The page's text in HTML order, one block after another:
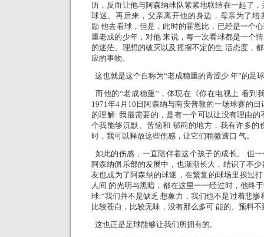
历，反而让他与阿森纳球队紧紧地联结在一起了
球迷。再后来，父亲离开他的身边，母亲为了培
励 他去看球，但是，此时的霍恩比，已经是一个
重老成的少年，对他 来说，每一次看球都是一个
的迷茫、理想的破灭以及摇摆不定的生 活态度，
应的事物。
这也就是这个自称为“老成稳重的青涩少 年”的足
而他的“老成稳重”，体现在《你在电视上 看
1971年4月10日阿森纳与南安普敦的一场球赛的
的理解: 我最需要的，是有一个可以让没有理由
个我能够沉默、苦恼和 郁闷的地方，我有许多的
时，我可以释放这些伤感，让它们稍微透口 气。
如此的伤感，一直陪伴着这个孩子的成长。 但
阿森纳俱乐部的发展中，也渐渐长大，结识了不
友也成为了阿森纳的球迷，在繁复的球场里挨过
人间 的光明与黑暗，都在这里一一经过时，他终
球:“我们并不是缺乏 想象力，我们也不是过着悲
比较苍白，比较无味，没有那么多可 能的、预料
这也正是足球能够让我们所拥有的。